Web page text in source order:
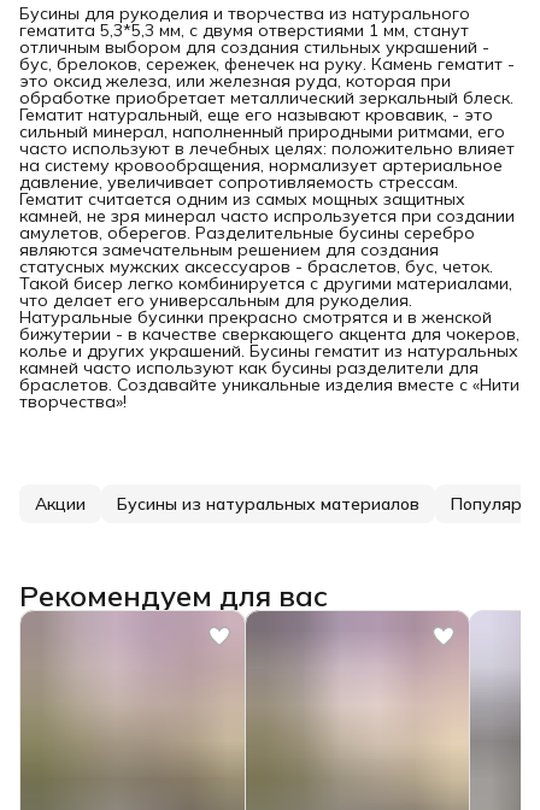
Бусины для рукоделия и творчества из натурального
гематита 5,3*5,3 мм, с двумя отверстиями 1 мм, станут
отличным выбором для создания стильных украшений -
бус, брелоков, сережек, фенечек на руку. Камень гематит -
это оксид железа, или железная руда, которая при
обработке приобретает металлический зеркальный блеск.
Гематит натуральный, еще его называют кровавик, - это
сильный минерал, наполненный природными ритмами, его
часто используют в лечебных целях: положительно влияет
на систему кровообращения, нормализует артериальное
давление, увеличивает сопротивляемость стрессам.
Гематит считается одним из самых мощных защитных
камней, не зря минерал часто испрользуется при создании
амулетов, оберегов. Разделительные бусины серебро
являются замечательным решением для создания
статусных мужских аксессуаров - браслетов, бус, четок.
Такой бисер легко комбинируется с другими материалами,
что делает его универсальным для рукоделия.
Натуральные бусинки прекрасно смотрятся и в женской
бижутерии - в качестве сверкающего акцента для чокеров,
колье и других украшений. Бусины гематит из натуральных
камней часто используют как бусины разделители для
браслетов. Создавайте уникальные изделия вместе с «Нити
творчества»!
Акции Бусины из натуральных материалов
Рекомендуем для вас